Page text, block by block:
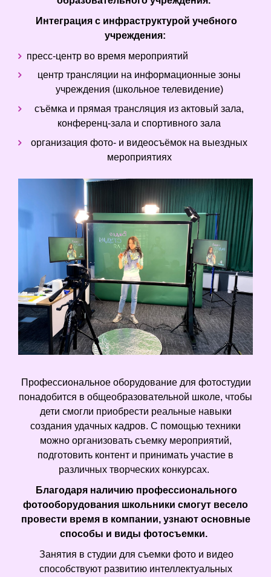
Интеграция с инфраструктурой учебного
учреждения:
пресс-центр во время мероприятий
центр трансляции на информационные зоны
учреждения (школьное телевидение)
съёмка и прямая трансляция из актовый зала,
конференц-зала и спортивного зала
организация фото- и видеосъёмок на выездных
мероприятиях
Профессиональное оборудование для фотостудии
понадобится в общеобразовательной школе, чтобы
дети смогли приобрести реальные навыки
создания удачных кадров. С помощью техники
можно организовать съемку мероприятий,
подготовить контент и принимать участие в
различных творческих конкурсах.
Благодаря наличию профессионального
фотооборудования школьники смогут весело
провести время в компании, узнают основные
способы и виды фотосъемки.
Занятия в студии для съемки фото и видео
способствуют развитию интеллектуальных